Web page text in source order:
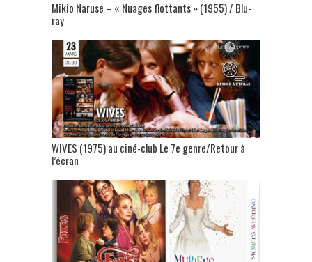
Mikio Naruse – « Nuages flottants » (1955) / Blu-
ray
WIVES (1975) au ciné-club Le 7e genre/Retour à
l’écran